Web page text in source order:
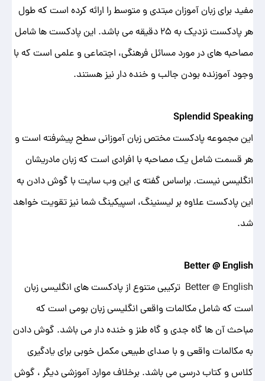
مفید برای زبان آموزان مبتدی و متوسط را ارائه کرده است که طول
هر پادکست نزدیک به 25 دقیقه می باشد. این پادکست ها شامل
مصاحبه های در مورد مسائل فرهنگی، اجتماعی و علمی است که با
وجود آموزنده بودن جالب و خنده دار نیز هستند.
Splendid Speaking
این مجموعه پادکست مختص زبان آموزانی سطح پیشرفته است و
هر قسمت شامل یک مصاحبه با افرادی است که زبان مادریشان
انگلیسی نیست. براساس گفته ی این وب سایت با گوش دادن به
این پادکست علاوه بر لیسنینگ، اسپیکینگ شما نیز تقویت خواهد
شد.
Better @ English
Better @ English ترکیبی متنوع از پادکست های انگلیسی زبان
است که شامل مکالمات واقعی انگلیسی زبان بومی است که
مباحث آن ها گاه جدی و گاه طنز و خنده دار می باشد. گوش دادن
به مکالمات واقعی و با صدای طبیعی مکمل خوبی برای یادگیری
کلاس و کتاب درسی می باشد. برخلاف موارد آموزشی دیگر ، گوش